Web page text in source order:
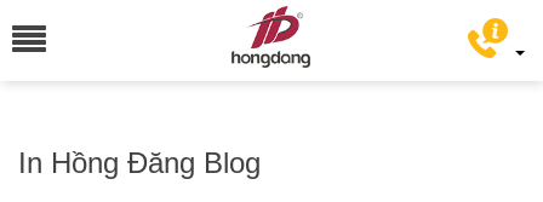
In Hồng Đăng Blog